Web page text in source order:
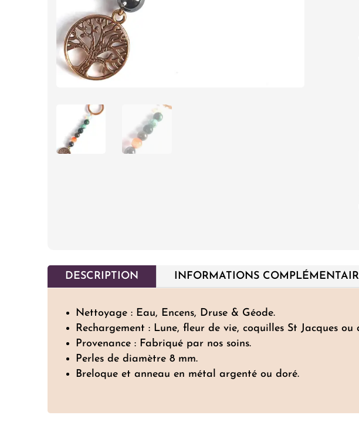
DESCRIPTION INFORMATIONS
Nettoyage : Eau, Encens, Druse & Géode.
Rechargement : Lune, fleur de vie, coquilles St Jacques
Provenance : Fabriqué par nos soins.
Perles de diamètre 8 mm.
Breloque et anneau en métal argenté ou doré.